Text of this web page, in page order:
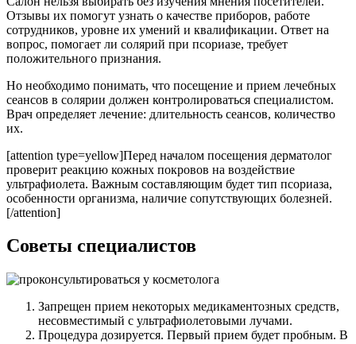
Отзывы их помогут узнать о качестве приборов, работе
сотрудников, уровне их умений и квалификации. Ответ на
вопрос, помогает ли солярий при псориазе, требует
положительного признания.
Но необходимо понимать, что посещение и прием лечебных
сеансов в солярии должен контролироваться специалистом.
Врач определяет лечение: длительность сеансов, количество
их.
[attention type=yellow]Перед началом посещения дерматолог
проверит реакцию кожных покровов на воздействие
ультрафиолета. Важным составляющим будет тип псориаза,
особенности организма, наличие сопутствующих болезней.
[/attention]
Советы специалистов
Запрещен прием некоторых медикаментозных средств,
несовместимый с ультрафиолетовыми лучами.
Процедура дозируется. Первый прием будет пробным. В